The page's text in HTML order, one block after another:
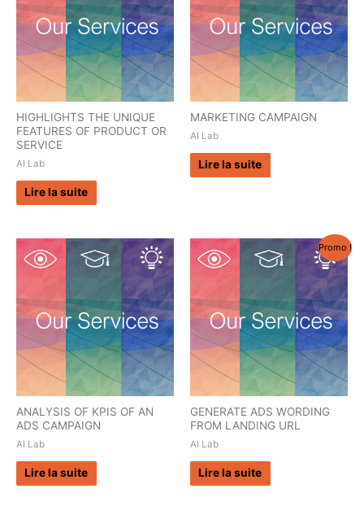
HIGHLIGHTS THE UNIQUE
FEATURES OF PRODUCT OR
SERVICE
AI Lab
Lire la suite
MARKETING CAMPAIGN
AI Lab
Lire la suite
ANALYSIS OF KPIS OF AN
ADS CAMPAIGN
AI Lab
Lire la suite
Promo !
GENERATE ADS WORDING
FROM LANDING URL
AI Lab
Lire la suite